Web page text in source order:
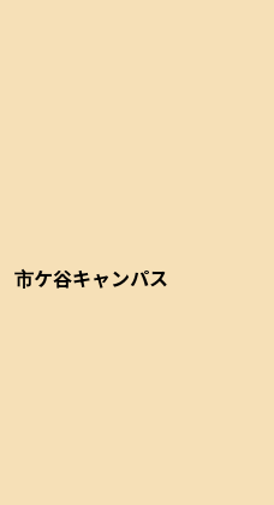
市ケ谷キャンパス